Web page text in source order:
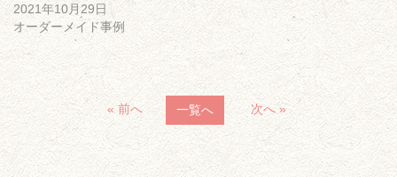
2021年10月29日
オーダーメイド事例
« 前へ 一覧へ 次へ »